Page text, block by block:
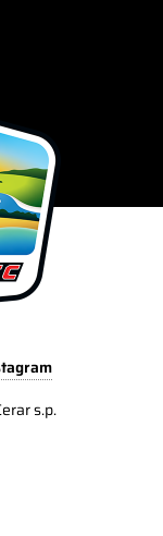
s.p.